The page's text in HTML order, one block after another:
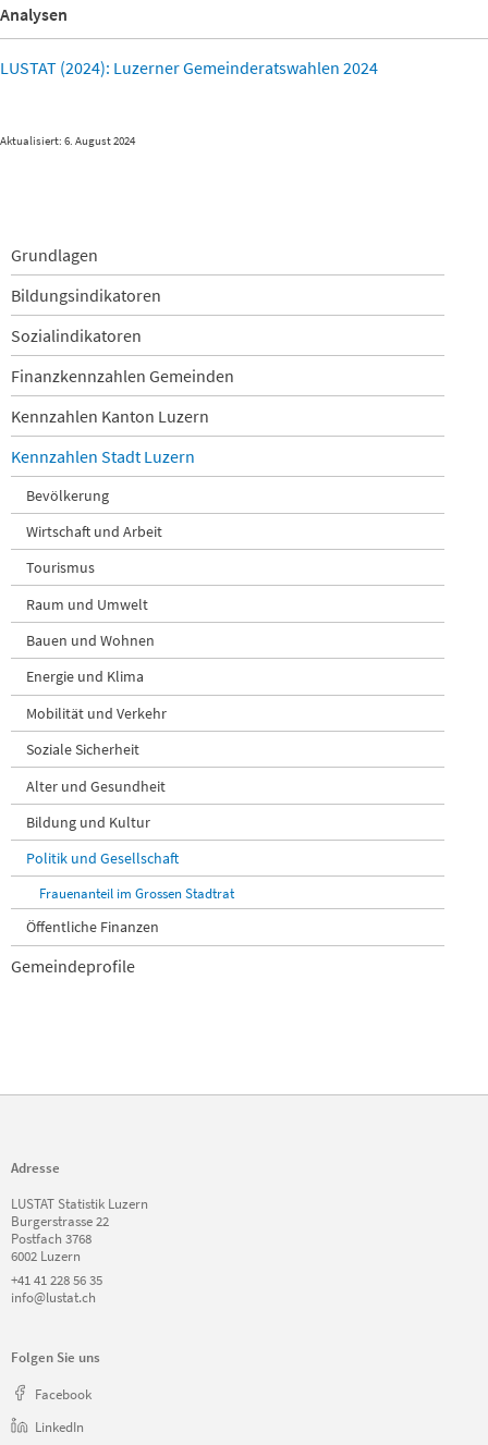
Analysen
LUSTAT (2024): Luzerner Gemeinderatswahlen 2024
Aktualisiert: 6. August 2024
Navigation
überspringen
Grundlagen
Bildungsindikatoren
Sozialindikatoren
Finanzkennzahlen Gemeinden
Kennzahlen Kanton Luzern
Kennzahlen Stadt Luzern
Bevölkerung
Wirtschaft und Arbeit
Tourismus
Raum und Umwelt
Bauen und Wohnen
Energie und Klima
Mobilität und Verkehr
Soziale Sicherheit
Alter und Gesundheit
Bildung und Kultur
Politik und Gesellschaft
Frauenanteil im Grossen Stadtrat
Öffentliche Finanzen
Gemeindeprofile
Adresse
LUSTAT Statistik Luzern
Burgerstrasse 22
Postfach 3768
6002 Luzern
+41 41 228 56 35
info@lustat.ch
Folgen Sie uns
Facebook
LinkedIn